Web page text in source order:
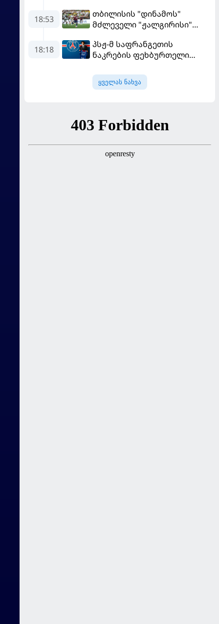
18:53
თბილისის "დინამოს"
მძლეველი "ჟალგირისი"
განადგურდა
18:18
პსჟ-მ საფრანგეთის
ნაკრების ფეხბურთელი
ყველას ნახვა